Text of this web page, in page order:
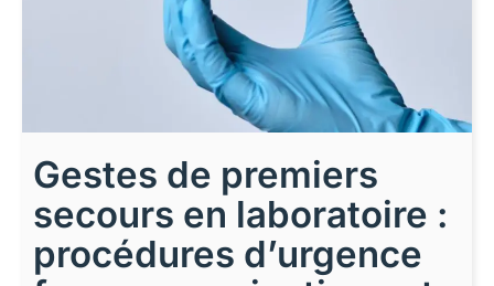
Gestes de premiers
secours en laboratoire :
procédures d’urgence